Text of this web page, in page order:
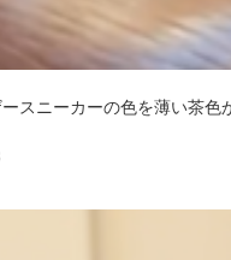
スニーカーの色を薄い茶